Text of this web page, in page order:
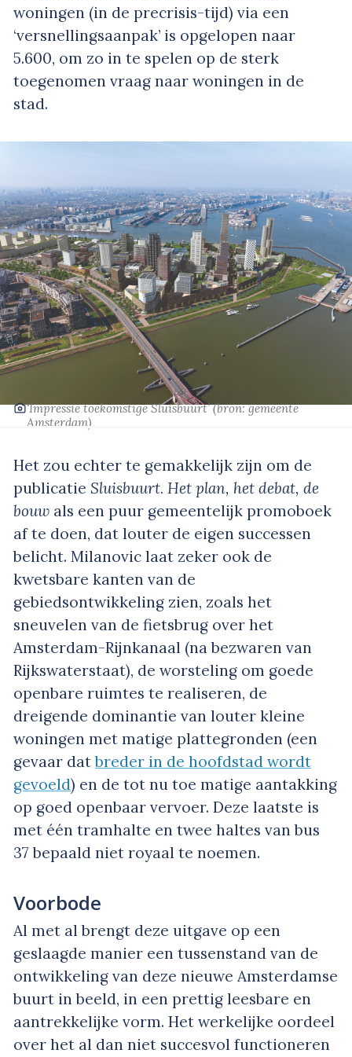
woningen (in de precrisis-tijd) via een
‘versnellingsaanpak’ is opgelopen naar
5.600, om zo in te spelen op de sterk
toegenomen vraag naar woningen in de
stad.
‘Impressie toekomstige Sluisbuurt’(bron: gemeente
Amsterdam)
Het zou echter te gemakkelijk zijn om de
publicatie Sluisbuurt. Het plan, het debat, de
bouw als een puur gemeentelijk promoboek
af te doen, dat louter de eigen successen
belicht. Milanovic laat zeker ook de
kwetsbare kanten van de
gebiedsontwikkeling zien, zoals het
sneuvelen van de fietsbrug over het
Amsterdam-Rijnkanaal (na bezwaren van
Rijkswaterstaat), de worsteling om goede
openbare ruimtes te realiseren, de
dreigende dominantie van louter kleine
woningen met matige plattegronden (een
gevaar datbreder in de hoofdstad wordt
gevoeld) en de tot nu toe matige aantakking
op goed openbaar vervoer. Deze laatste is
met één tramhalte en twee haltes van bus
37 bepaald niet royaal te noemen.
Voorbode
Al met al brengt deze uitgave op een
geslaagde manier een tussenstand van de
ontwikkeling van deze nieuwe Amsterdamse
buurt in beeld, in een prettig leesbare en
aantrekkelijke vorm. Het werkelijke oordeel
over het al dan niet succesvol functioneren